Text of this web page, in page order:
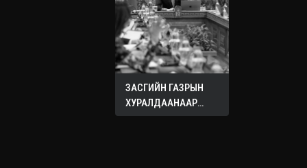
ЗАСГИЙН ГАЗРЫН
ХУРАЛДААНААР
ХЭЛЭЛЦЭЖ БУЙ